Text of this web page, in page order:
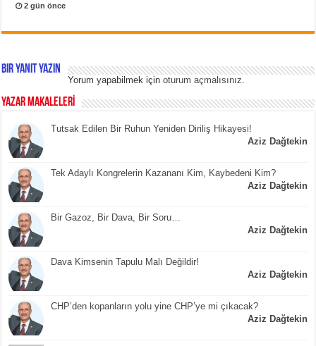
2 gün önce
Bir yanıt yazın
Yorum yapabilmek içinoturum açmalısınız
YAZAR MAKALELERİ
Tutsak Edilen Bir Ruhun Yeniden Diriliş Hikayesi!
Aziz Dağtekin
Tek Adaylı Kongrelerin Kazananı Kim, Kaybedeni Kim?
Aziz Dağtekin
Bir Gazoz, Bir Dava, Bir Soru…
Aziz Dağtekin
Dava Kimsenin Tapulu Malı Değildir!
Aziz Dağtekin
CHP’den kopanların yolu yine CHP’ye mi çıkacak?
Aziz Dağtekin